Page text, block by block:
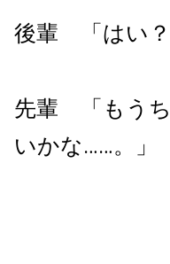
後輩 「はい？
先輩 「もうち
いかな……。」